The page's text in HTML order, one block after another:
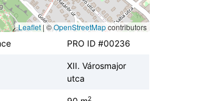
Leaflet |©OpenStreetMapcontributors
PRO ID #00236
XII. Városmajor
utca
2